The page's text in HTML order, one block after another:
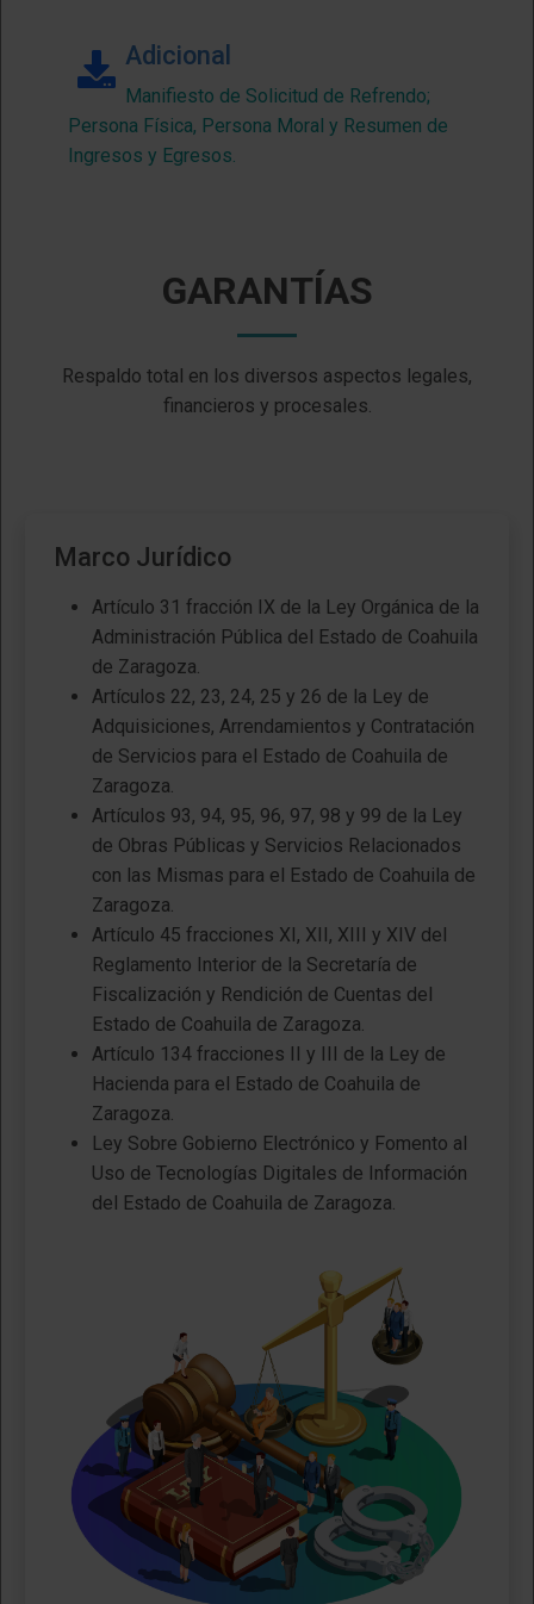
Adicional
Manifiesto de Solicitud de Refrendo;
Persona Física, Persona Moral y Resumen de
Ingresos y Egresos.
GARANTÍAS
Respaldo total en los diversos aspectos legales,
financieros y procesales.
Marco Jurídico
Artículo 31 fracción IX de la Ley Orgánica de la
Administración Pública del Estado de Coahuila
de Zaragoza.
Artículos 22, 23, 24, 25 y 26 de la Ley de
Adquisiciones, Arrendamientos y Contratación
de Servicios para el Estado de Coahuila de
Zaragoza.
Artículos 93, 94, 95, 96, 97, 98 y 99 de la Ley
de Obras Públicas y Servicios Relacionados
con las Mismas para el Estado de Coahuila de
Zaragoza.
Artículo 45 fracciones XI, XII, XIII y XIV del
Reglamento Interior de la Secretaría de
Fiscalización y Rendición de Cuentas del
Estado de Coahuila de Zaragoza.
Artículo 134 fracciones II y III de la Ley de
Hacienda para el Estado de Coahuila de
Zaragoza.
Ley Sobre Gobierno Electrónico y Fomento al
Uso de Tecnologías Digitales de Información
del Estado de Coahuila de Zaragoza.